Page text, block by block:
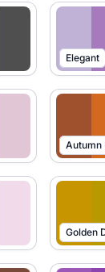
Elegant
Autumn
Golden